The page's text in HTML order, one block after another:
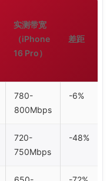
实测带宽
（iPhone
16 Pro）
差距
780-
800Mbps
-6%
720-
750Mbps
-48%